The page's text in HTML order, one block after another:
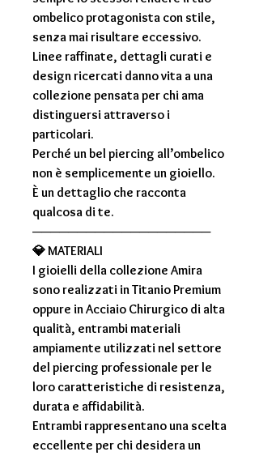
ombelico protagonista con stile,
senza mai risultare eccessivo.
Linee raffinate, dettagli curati e
design ricercati danno vita a una
collezione pensata per chi ama
distinguersi attraverso i
particolari.
Perché un bel piercing all’ombelico
non è semplicemente un gioiello.
È un dettaglio che racconta
qualcosa di te.
────────────────────
💎MATERIALI
I gioielli della collezione Amira
sono realizzati inTitanio Premium
oppure inAcciaio Chirurgico di alta
qualità, entrambi materiali
ampiamente utilizzati nel settore
del piercing professionale per le
loro caratteristiche di resistenza,
durata e affidabilità.
Entrambi rappresentano una scelta
eccellente per chi desidera un